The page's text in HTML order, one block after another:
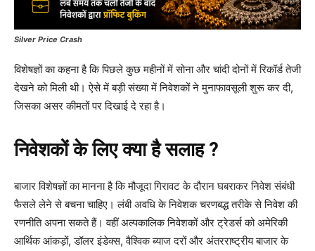
Silver Price Crash
विशेषज्ञों का कहना है कि पिछले कुछ महीनों में सोना और चांदी दोनों में रिकॉर्ड तेजी
देखने को मिली थी। ऐसे में बड़ी संख्या में निवेशकों ने मुनाफावसूली शुरू कर दी,
जिसका असर कीमतों पर दिखाई दे रहा है।
निवेशकों के लिए क्या है सलाह ?
बाजार विशेषज्ञों का मानना है कि मौजूदा गिरावट के दौरान घबराकर निवेश संबंधी
फैसले लेने से बचना चाहिए। लंबी अवधि के निवेशक चरणबद्ध तरीके से निवेश की
रणनीति अपना सकते हैं। वहीं अल्पकालिक निवेशकों और ट्रेडर्स को अमेरिकी
आर्थिक आंकड़ों, डॉलर इंडेक्स, वैश्विक ब्याज दरों और अंतरराष्ट्रीय बाजार के